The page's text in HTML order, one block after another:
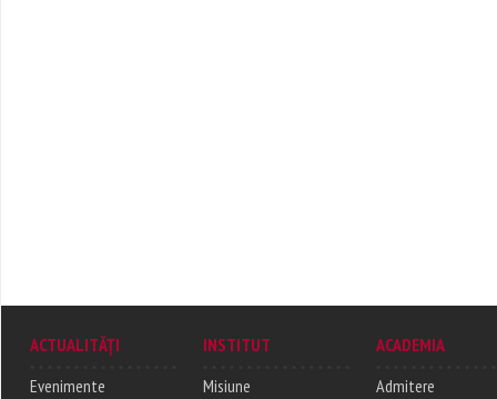
ACTUALITĂȚI
Evenimente
INSTITUT
Misiune
ACADEMIA
Admitere